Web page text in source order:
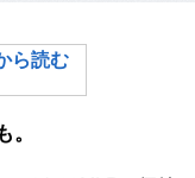
ら読む